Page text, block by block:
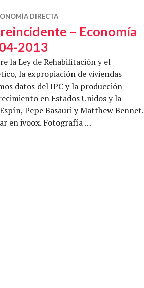
DIRECTA
– Economía
2013
la Ley de Rehabilitación y el
la expropiación de viviendas
datos del IPC y la producción
en Estados Unidos y la
Pepe Basauri y Matthew Bennet.
en ivoox. Fotografía …
Directa 13-04-2013